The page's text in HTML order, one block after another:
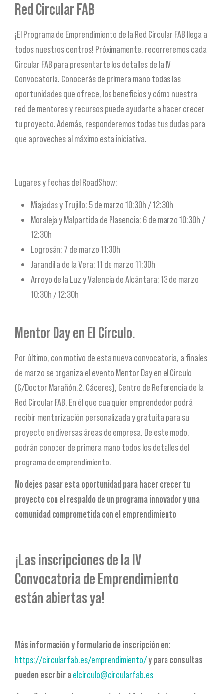
Red Circular FAB
¡El Programa de Emprendimiento de la Red Circular FAB llega a
todos nuestros centros! Próximamente, recorreremos cada
Circular FAB para presentarte los detalles de la IV
Convocatoria. Conocerás de primera mano todas las
oportunidades que ofrece, los beneficios y cómo nuestra
red de mentores y recursos puede ayudarte a hacer crecer
tu proyecto. Además, responderemos todas tus dudas para
que aproveches al máximo esta iniciativa.
Lugares y fechas del RoadShow:
Miajadas y Trujillo: 5 de marzo 10:30h / 12:30h
Moraleja y Malpartida de Plasencia: 6 de marzo 10:30h /
12:30h
Logrosán: 7 de marzo 11:30h
Jarandilla de la Vera: 11 de marzo 11:30h
Arroyo de la Luz y Valencia de Alcántara: 13 de marzo
10:30h / 12:30h
Mentor Day en El Círculo.
Por último, con motivo de esta nueva convocatoria, a finales
de marzo se organiza el evento Mentor Day en el Circulo
(C/Doctor Marañón,2, Cáceres), Centro de Referencia de la
Red Circular FAB. En él que cualquier emprendedor podrá
recibir mentorización personalizada y gratuita para su
proyecto en diversas áreas de empresa. De este modo,
podrán conocer de primera mano todos los detalles del
programa de emprendimiento.
No dejes pasar esta oportunidad para hacer crecer tu
proyecto con el respaldo de un programa innovador y una
comunidad comprometida con el emprendimiento
¡Las inscripciones de la IV
Convocatoria de Emprendimiento
están abiertas ya!
Más información y formulario de inscripción en:
https://circularfab.es/emprendimiento/y para consultas
pueden escribir aelcirculo@circularfab.es